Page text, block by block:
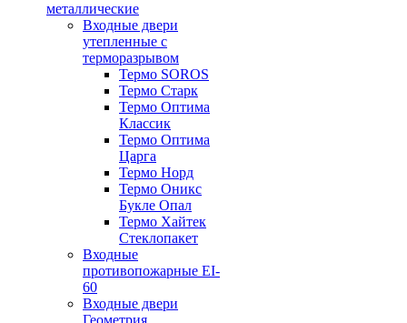
металлические
Входные двери
утепленные с
терморазрывом
Термо SOROS
Термо Старк
Термо Оптима
Классик
Термо Оптима
Царга
Термо Норд
Термо Оникс
Букле Опал
Термо Хайтек
Стеклопакет
Входные
противопожарные EI-
60
Входные двери
Геометрия